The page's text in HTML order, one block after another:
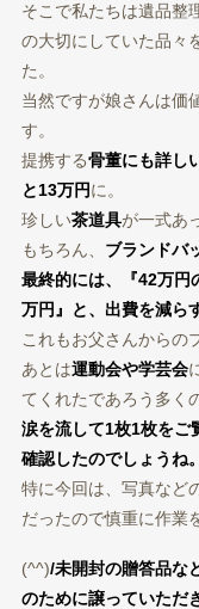
そこで私たちは遺品整
の大切にしていた品々
た。
当然ですが娘さんは価
す。
提携する骨董にも詳し
と13万円に。
珍しい茶道具が一式あ
もちろん、 ブランドバ
最終的には、『42万円
万円』と、出費を減ら
これもお父さんからの
あとは運動会や学芸会
てくれたであろう多く
涙を流して1枚1枚をご
確認したのでしょうね。
特に今回は、写真など
だったので慎重に作業
(^^)/未開封の贈答品な
のために譲っていただ